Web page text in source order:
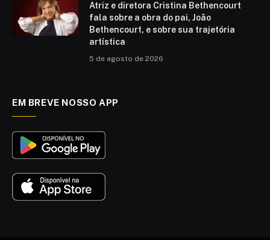
Atriz e diretora Cristina Bethencourt
fala sobre a obra do pai, João
Bethencourt, e sobre sua trajetória
artística
5 de agosto de 2026
EM BREVE NOSSO APP